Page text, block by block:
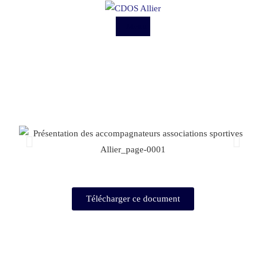
Télécharger ce document